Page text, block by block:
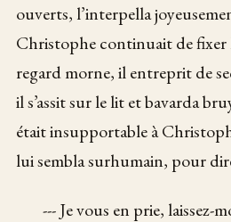
ouverts, l’interpella
Christophe continuait de fixer
regard morne, il entreprit de
il s’assit sur le lit et bavarda
était insupportable à
lui sembla surhumain, pour
--- Je vous en prie, laissez-